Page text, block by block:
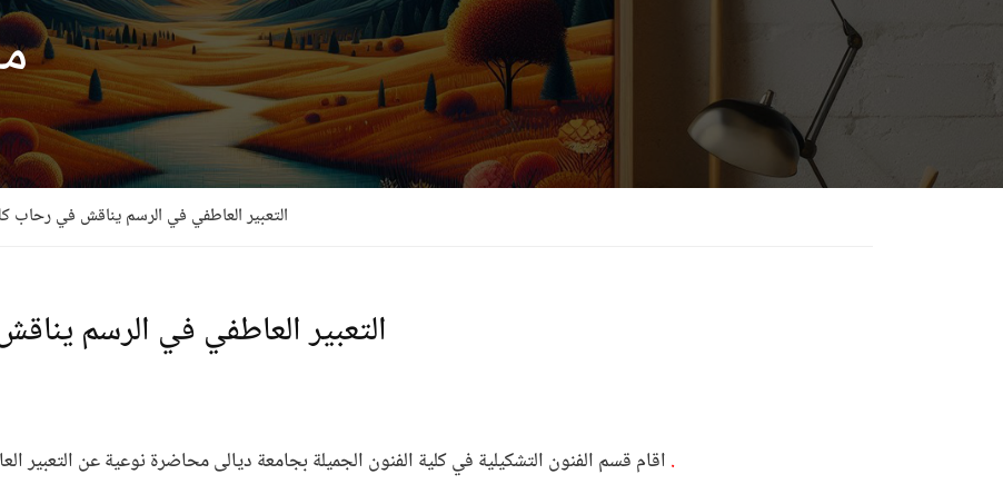
التعبير العاطفي في الرسم يناقش في رحاب
التعبير العاطفي في الرسم
اقام قسم الفنون التشكيلية في كلية الفنون الجميلة بجامعة ديالى محاضرة نوعية عن التعبير المدرس المساعد مؤيد عباس .